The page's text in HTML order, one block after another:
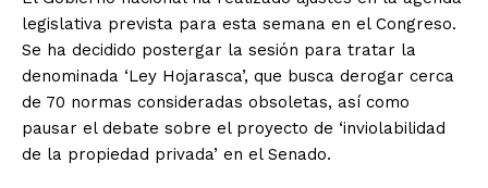
legislativa prevista para esta semana en el Congreso.
Se ha decidido postergar la sesión para tratar la
denominada ‘Ley Hojarasca’, que busca derogar cerca
de 70 normas consideradas obsoletas, así como
pausar el debate sobre el proyecto de ‘inviolabilidad
de la propiedad privada’ en el Senado.